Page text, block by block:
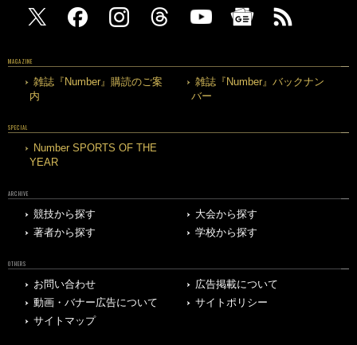
MAGAZINE
雑誌『Number』購読のご案
内
雑誌『Number』バックナン
バー
SPECIAL
Number SPORTS OF THE
YEAR
ARCHIVE
競技から探す
大会から探す
著者から探す
学校から探す
OTHERS
お問い合わせ
広告掲載について
動画・バナー広告について
サイトポリシー
サイトマップ